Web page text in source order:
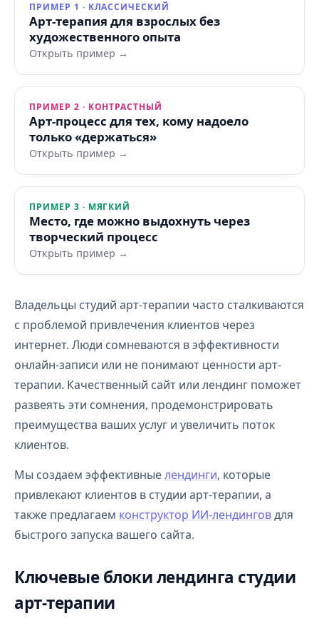
ПРИМЕР 1 · КЛАССИЧЕСКИЙ
Арт-терапия для взрослых без
художественного опыта
Открыть пример →
ПРИМЕР 2 · КОНТРАСТНЫЙ
Арт-процесс для тех, кому надоело
только «держаться»
Открыть пример →
ПРИМЕР 3 · МЯГКИЙ
Место, где можно выдохнуть через
творческий процесс
Открыть пример →
Владельцы студий арт-терапии часто сталкиваются
с проблемой привлечения клиентов через
интернет. Люди сомневаются в эффективности
онлайн-записи или не понимают ценности арт-
терапии. Качественный сайт или лендинг поможет
развеять эти сомнения, продемонстрировать
преимущества ваших услуг и увеличить поток
клиентов.
Мы создаем эффективныелендинги, которые
привлекают клиентов в студии арт-терапии, а
также предлагаем конструктор ИИ-лендинговдля
быстрого запуска вашего сайта.
Ключевые блоки лендинга студии
арт-терапии